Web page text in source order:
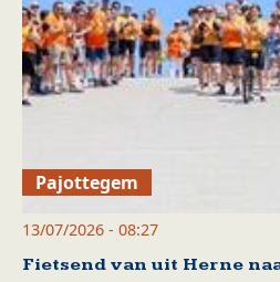
Pajottegem
13/07/2026 - 08:27
Fietsend van uit Herne